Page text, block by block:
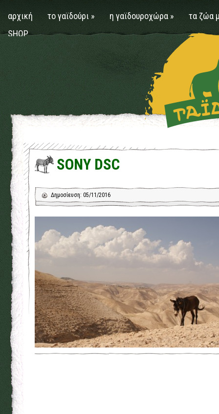
αρχική το γαϊδούρι » η γαϊδουροχώρα »
τα ζώα
SHOP
SONY DSC
Δημοσίευση: 05/11/2016